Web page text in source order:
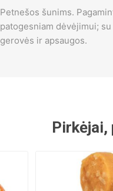
Petnešos šunims.
patogesniam dėvėjimui; su
gerovės ir apsaugos.